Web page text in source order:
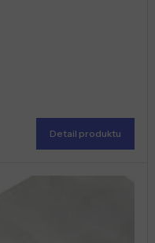
Detail produktu